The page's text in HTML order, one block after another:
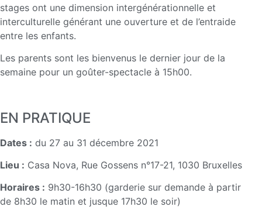
stages ont une dimension intergénérationnelle et
interculturelle générant une ouverture et de l’entraide
entre les enfants.
Les parents sont les bienvenus le dernier jour de la
semaine pour un goûter-spectacle à 15h00.
EN PRATIQUE
Dates : du 27 au 31 décembre 2021
Lieu : Casa Nova, Rue Gossens n°17-21, 1030 Bruxelles
Horaires : 9h30-16h30 (garderie sur demande à partir
de 8h30 le matin et jusque 17h30 le soir)